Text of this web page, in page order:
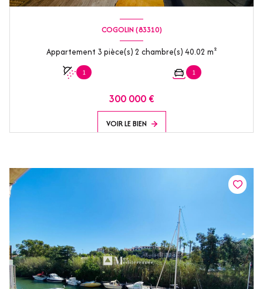
COGOLIN (83310)
Appartement 3 pièce(s) 2 chambre(s) 40.02 m²
1 1
300 000 €
VOIR LE BIEN